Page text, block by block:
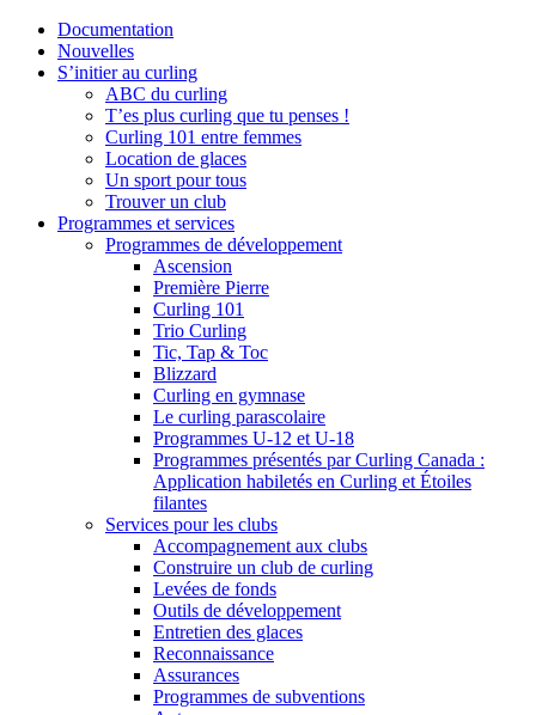
Documentation
Nouvelles
S’initier au curling
ABC du curling
T’es plus curling que tu penses !
Curling 101 entre femmes
Location de glaces
Un sport pour tous
Trouver un club
Programmes et services
Programmes de développement
Ascension
Première Pierre
Curling 101
Trio Curling
Tic, Tap & Toc
Blizzard
Curling en gymnase
Le curling parascolaire
Programmes U-12 et U-18
Programmes présentés par Curling Canada :
Application habiletés en Curling et Étoiles
filantes
Services pour les clubs
Accompagnement aux clubs
Construire un club de curling
Levées de fonds
Outils de développement
Entretien des glaces
Reconnaissance
Assurances
Programmes de subventions